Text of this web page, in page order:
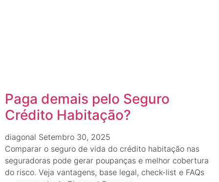
Paga demais pelo Seguro
Crédito Habitação?
diagonal Setembro 30, 2025
Comparar o seguro de vida do crédito habitação nas
seguradoras pode gerar poupanças e melhor cobertura
do risco. Veja vantagens, base legal, check-list e FAQs